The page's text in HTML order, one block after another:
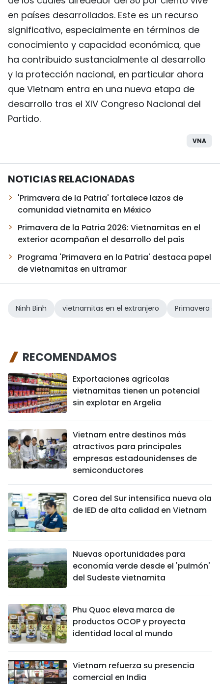
en países desarrollados. Este es un recurso
significativo, especialmente en términos de
conocimiento y capacidad económica, que
ha contribuido sustancialmente al desarrollo
y la protección nacional, en particular ahora
que Vietnam entra en una nueva etapa de
desarrollo tras el XIV Congreso Nacional del
Partido.
VNA
NOTICIAS RELACIONADAS
'Primavera de la Patria' fortalece lazos de
comunidad vietnamita en México
Primavera de la Patria 2026: Vietnamitas en el
exterior acompañan el desarrollo del país
Programa 'Primavera en la Patria' destaca papel
de vietnamitas en ultramar
Ninh Binh vietnamitas en el extranjero Primavera
RECOMENDAMOS
Exportaciones agrícolas
vietnamitas tienen un potencial
sin explotar en Argelia
Vietnam entre destinos más
atractivos para principales
empresas estadounidenses de
semiconductores
Corea del Sur intensifica nueva ola
de IED de alta calidad en Vietnam
Nuevas oportunidades para
economía verde desde el 'pulmón'
del Sudeste vietnamita
Phu Quoc eleva marca de
productos OCOP y proyecta
identidad local al mundo
Vietnam refuerza su presencia
comercial en India